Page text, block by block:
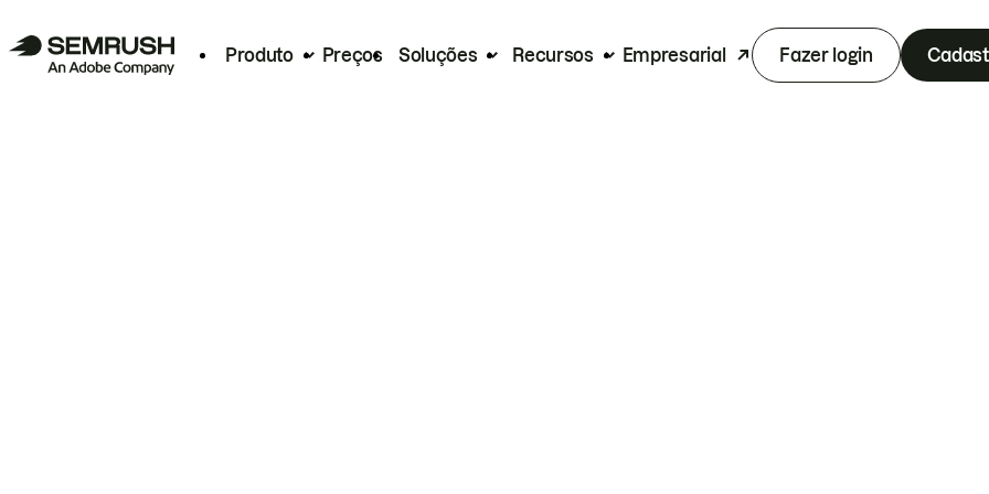
Produto Preços Soluções Recursos Empresarial Fazer login